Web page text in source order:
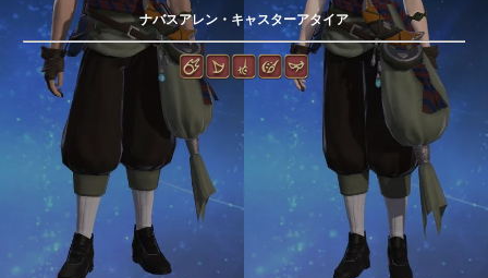
ナバスアレン・キャスターアタイア